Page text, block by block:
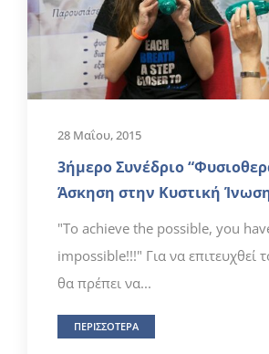
28 Μαΐου, 2015
3ήμερο Συνέδριο
Άσκηση στην Κυστική
"To achieve the possible, you
impossible!!!" Για να επιτευχθεί
θα πρέπει να...
ΠΕΡΙΣΣΟΤΕΡΑ